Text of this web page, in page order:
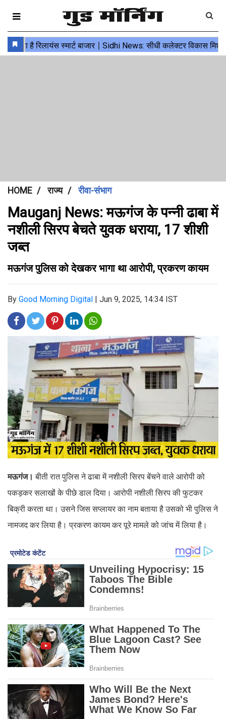
HOME राज्य रीवा-संभाग
Mauganj News: मऊगंज के पन्नी ढाबा में
नशीली सिरप बेचते युवक धराया, 17 शीशी
जब्त
मऊगंज पुलिस को देखकर भागा था आरोपी, प्रकरण कायम
By Good Morning Digital | Jun 9, 2025, 14:34 IST
मऊगंज।बीती रात पुलिस ने ढाबा में नशीली सिरप बेंचने वाले आरोपी को
पकड़कर सलाखों के पीछे डाल दिया। आरोपी नशीली सिरप की फुटकर
बिक्री करता था। उसने जिस सप्लायर का नाम बताया है उसको भी पुलिस ने
नामजद कर लिया है। प्रकरण कायम कर पूरे मामले को जांच में लिया है।